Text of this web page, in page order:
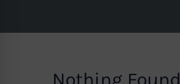
Nothing Found